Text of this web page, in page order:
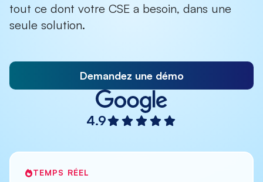
tout ce dont votre CSE a besoin, dans une
seule solution.
Demandez une démo
4.9
TEMPS RÉEL